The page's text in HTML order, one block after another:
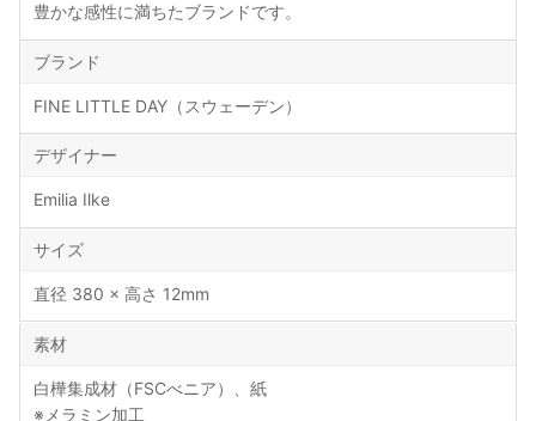
豊かな感性に満ちたブランドです。
ブランド
FINE LITTLE DAY（スウェーデン）
デザイナー
Emilia Ilke
サイズ
直径 380 × 高さ 12mm
素材
白樺集成材（FSCべニア）、紙
※メラミン加工